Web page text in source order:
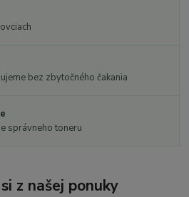
bez zbytočného čakania
správneho toneru
z našej ponuky